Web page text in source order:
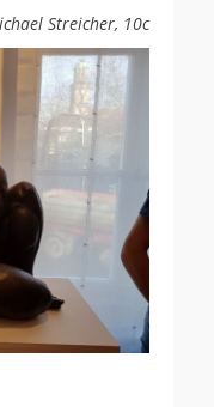
Streicher, 10c